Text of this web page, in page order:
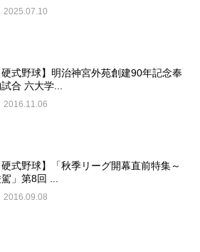
2025.07.10
硬式野球】明治神宮外苑創建90年記念奉
合 六大学...
2016.11.06
硬式野球】「秋季リーグ開幕直前特集～
」第8回 ...
2016.09.08